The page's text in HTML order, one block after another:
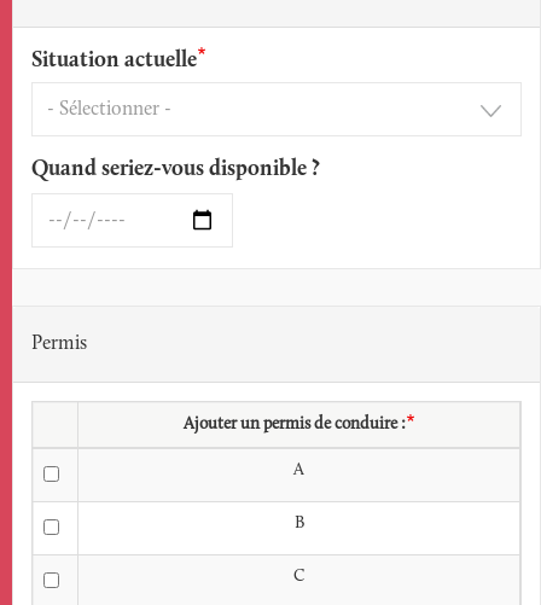
Situation actuelle
Quand seriez-vous disponible ?
Quand
seriez-
vous
Permis
Ajouter un permis de conduire :
A
B
C